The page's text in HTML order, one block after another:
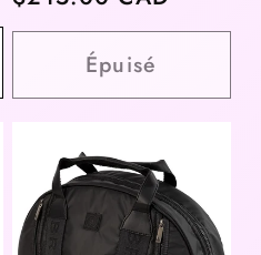
Épuisé